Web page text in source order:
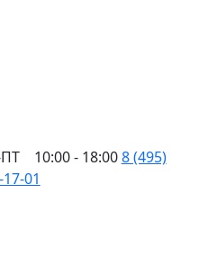
10:00 - 18:008 (495)
01